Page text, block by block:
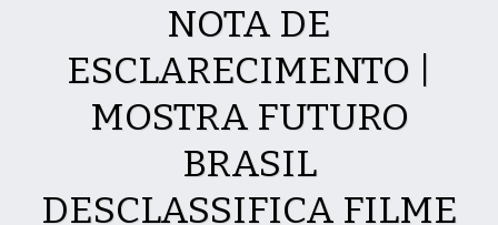
NOTA DE
ESCLARECIMENTO |
MOSTRA FUTURO
BRASIL
DESCLASSIFICA FILME